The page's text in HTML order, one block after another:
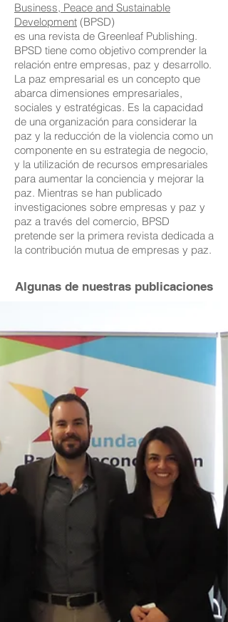
Business, Peace and Sustainable
Development (BPSD)
es una revista de Greenleaf Publishing.
BPSD tiene como objetivo comprender la
relación entre empresas, paz y desarrollo.
La paz empresarial es un concepto que
abarca dimensiones empresariales,
sociales y estratégicas. Es la capacidad
de una organización para considerar la
paz y la reducción de la violencia como un
componente en su estrategia de negocio,
y la utilización de recursos empresariales
para aumentar la conciencia y mejorar la
paz. Mientras se han publicado
investigaciones sobre empresas y paz y
paz a través del comercio, BPSD
pretende ser la primera revista dedicada a
la contribución mutua de empresas y paz.
Algunas de nuestras publicaciones